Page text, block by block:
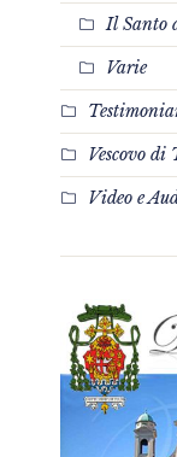
Il Santo
Varie
Vescovo di
Video e